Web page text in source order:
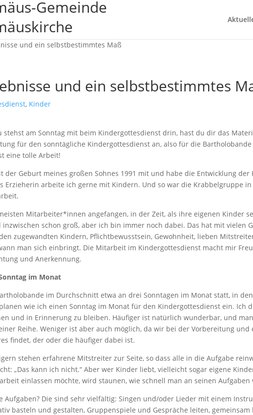
Gemeinde
und ein selbstbestimmtes Maß
und ein selbstbestimmtes
, Kinder
stehst am Sonntag mit beim Kindergottesdienst drin, hast du dir das
für den sonntägliche Kindergottesdienst an, also für die
eine tolle Arbeit!
der Geburt meines großen Sohnes 1991 mit und habe die Entwicklung
Erzieherin arbeite ich gerne mit Kindern. Und so war die Krabbelgruppe
Mitarbeiter*innen angefangen, in der Zeit, als ihre eigenen Kinder
schon groß, aber ich bin immer noch dabei. Das hat mit vielen
zugewandten Kindern, Pflichtbewusstsein, Gewohnheit, lieben
man sich einbringt. Die Mitarbeit im Kindergottesdienst macht mir
und Anerkennung.
im Monat
im Durchschnitt etwa an drei Sonntagen im Monat statt, in
wie ich einen Sonntag im Monat für den Kindergottesdienst ein. Ich
und in Erinnerung zu bleiben. Häufiger ist natürlich wunderbar, und
Reihe. Weniger ist aber auch möglich, da wir bei der Vorbereitung
findet, der oder die häufiger dabei ist.
stehen erfahrene Mitstreiter zur Seite, so dass alle in die Aufgabe
„Das kann ich nicht.“ Aber wer Kinder liebt, vielleicht sogar eigene
einlassen möchte, wird staunen, wie schnell man an seinen Aufgaben
Aufgaben? Die sind sehr vielfältig: Singen und/oder Lieder mit einem
basteln und gestalten, Gruppenspiele und Gespräche leiten,